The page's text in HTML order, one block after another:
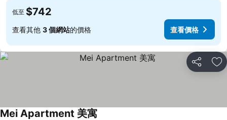
低至 $742
查看其他 3 個網站的價格 查看價格
分享 加
Mei Apartment 美寓